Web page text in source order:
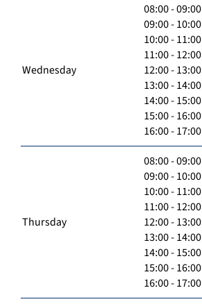
Wednesday
08:00 - 09:00
09:00 - 10:00
10:00 - 11:00
11:00 - 12:00
12:00 - 13:00
13:00 - 14:00
14:00 - 15:00
15:00 - 16:00
16:00 - 17:00
Thursday
08:00 - 09:00
09:00 - 10:00
10:00 - 11:00
11:00 - 12:00
12:00 - 13:00
13:00 - 14:00
14:00 - 15:00
15:00 - 16:00
16:00 - 17:00